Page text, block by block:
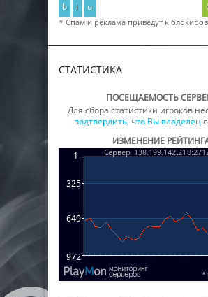
b i u
* Спам и реклама приведут к
СТАТИСТИКА
ПОСЕЩАЕМОСТЬ
Для сбора статистики игроков
подтвердить, что Вы владелец
ИЗМЕНЕНИЕ